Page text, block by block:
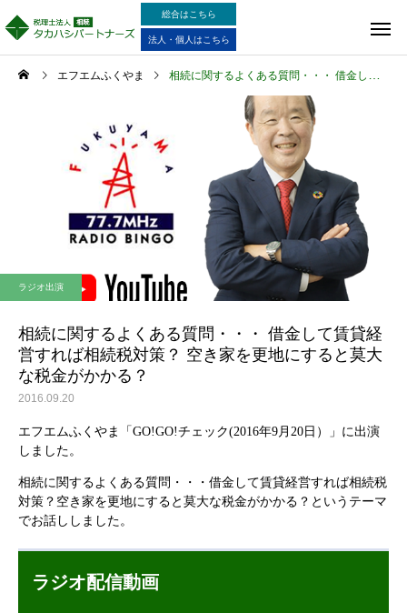
総合はこちら
法人・個人はこちら
エフエムふくやま 相続に関するよくある質問・・・ 借金して賃貸経営すれば相続税対策？ 空き家を更地にすると莫大な税金がかかる？
ラジオ出演
相続に関するよくある質問・・・ 借金して賃貸経
営すれば相続税対策？ 空き家を更地にすると莫大
な税金がかかる？
2016.09.20
エフエムふくやま「GO!GO!チェック(2016年9月20日）」に出演
しました。
相続に関するよくある質問・・・借金して賃貸経営すれば相続税
対策？空き家を更地にすると莫大な税金がかかる？というテーマ
でお話ししました。
ラジオ配信動画